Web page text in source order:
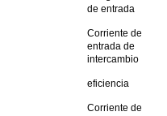
de entrada
Corriente de
entrada de
intercambio
eficiencia
Corriente de